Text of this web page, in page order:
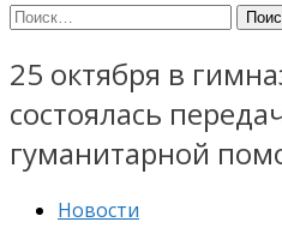
Найти:
25 октября в
состоялась
гуманитарной
Новости